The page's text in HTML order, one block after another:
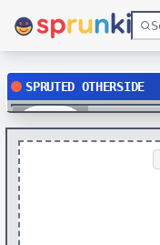
SPRUTED OTHERSIDE
Play